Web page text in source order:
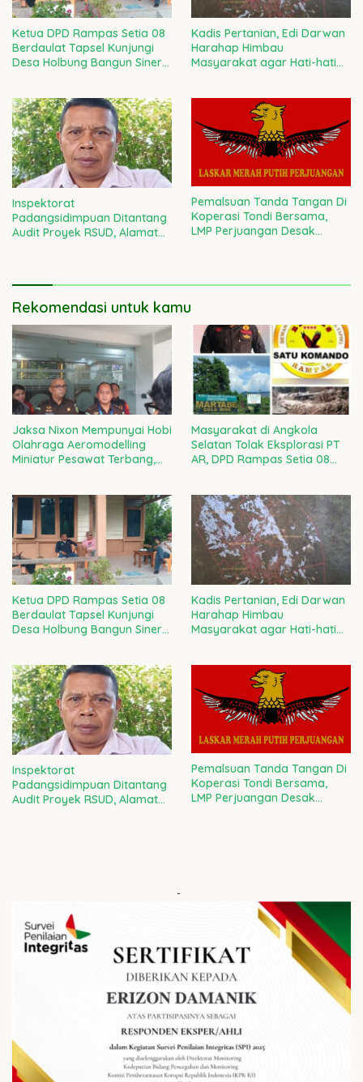
Ketua DPD Rampas Setia 08
Berdaulat Tapsel Kunjungi
Desa Holbung Bangun Sinergi
Kadis Pertanian, Edi Darwan
Harahap Himbau
Masyarakat agar Hati-hati
Inspektorat
Padangsidimpuan Ditantang
Audit Proyek RSUD, Alamat
Pemalsuan Tanda Tangan Di
Koperasi Tondi Bersama,
LMP Perjuangan Desak
Rekomendasi untuk kamu
Jaksa Nixon Mempunyai Hobi
Olahraga Aeromodelling
Miniatur Pesawat Terbang,
Masyarakat di Angkola
Selatan Tolak Eksplorasi PT
AR, DPD Rampas Setia 08
Ketua DPD Rampas Setia 08
Berdaulat Tapsel Kunjungi
Desa Holbung Bangun Sinergi
Kadis Pertanian, Edi Darwan
Harahap Himbau
Masyarakat agar Hati-hati
Inspektorat
Padangsidimpuan Ditantang
Audit Proyek RSUD, Alamat
Pemalsuan Tanda Tangan Di
Koperasi Tondi Bersama,
LMP Perjuangan Desak
-